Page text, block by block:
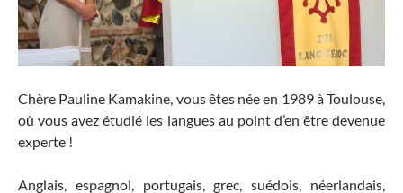
Chère Pauline Kamakine, vous êtes née en 1989 à Toulouse,
où vous avez étudié les langues au point d’en être devenue
experte !
Anglais, espagnol, portugais, grec, suédois, néerlandais,